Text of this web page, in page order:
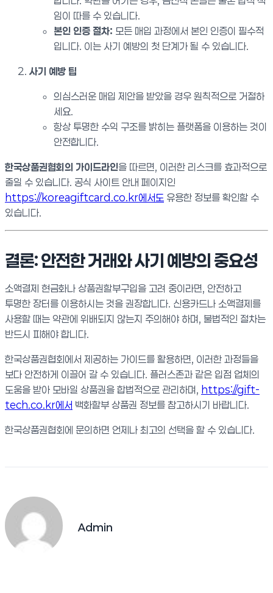
임이 따를 수 있습니다.
본인 인증 절차: 모든 매입 과정에서 본인 인증이 필수적
입니다. 이는 사기 예방의 첫 단계가 될 수 있습니다.
사기 예방 팁
의심스러운 매입 제안을 받았을 경우 원칙적으로 거절하
세요.
항상 투명한 수익 구조를 밝히는 플랫폼을 이용하는 것이
안전합니다.
한국상품권협회의 가이드라인을 따르면, 이러한 리스크를 효과적으로
줄일 수 있습니다. 공식 사이트 안내 페이지인
https://koreagiftcard.co.kr에서도 유용한 정보를 확인할 수
있습니다.
결론: 안전한 거래와 사기 예방의 중요성
소액결제 현금화나 상품권할부구입을 고려 중이라면, 안전하고
투명한 장터를 이용하시는 것을 권장합니다. 신용카드나 소액결제를
사용할 때는 약관에 위배되지 않는지 주의해야 하며, 불법적인 절차는
반드시 피해야 합니다.
한국상품권협회에서 제공하는 가이드를 활용하면, 이러한 과정들을
보다 안전하게 이끌어 갈 수 있습니다. 플러스존과 같은 입점 업체의
도움을 받아 모바일 상품권을 합법적으로 관리하며, https://gift-
tech.co.kr에서 백화할부 상품권 정보를 참고하시기 바랍니다.
한국상품권협회에 문의하면 언제나 최고의 선택을 할 수 있습니다.
Admin